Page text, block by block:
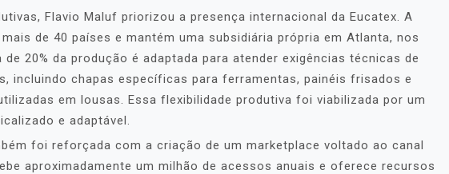
Flavio Maluf priorizou a presença internacional da Eucatex. A
de 40 países e mantém uma subsidiária própria em Atlanta, nos
de 20% da produção é adaptada para atender exigências técnicas de
incluindo chapas específicas para ferramentas, painéis frisados e
em lousas. Essa flexibilidade produtiva foi viabilizada por um
e adaptável.
foi reforçada com a criação de um marketplace voltado ao canal
aproximadamente um milhão de acessos anuais e oferece recursos